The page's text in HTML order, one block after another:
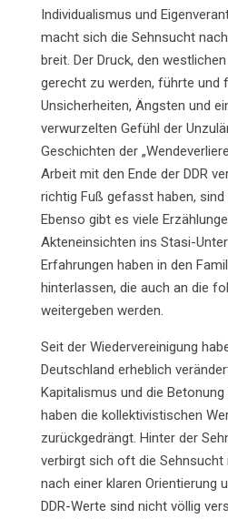
Individualismus und
macht sich die Sehnsucht
breit. Der Druck, den
gerecht zu werden, führte und
Unsicherheiten, Ängsten und
verwurzelten Gefühl der
Geschichten der
Arbeit mit den Ende der DDR
richtig Fuß gefasst haben, sind
Ebenso gibt es viele
Akteneinsichten ins Stasi-
Erfahrungen haben in den
hinterlassen, die auch an die
weitergeben werden.
Seit der Wiedervereinigung
Deutschland erheblich
Kapitalismus und die Betonung
haben die kollektivistischen
zurückgedrängt. Hinter der
verbirgt sich oft die Sehnsucht
nach einer klaren Orientierung
DDR-Werte sind nicht völlig